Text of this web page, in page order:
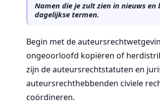
Namen die je zult zien in nieuws
dagelijkse termen.
Begin met de
ongeoorloofd kopiëren of
zijn de auteursrechtstatuten en
auteursrechthebbenden civiele
coördineren.